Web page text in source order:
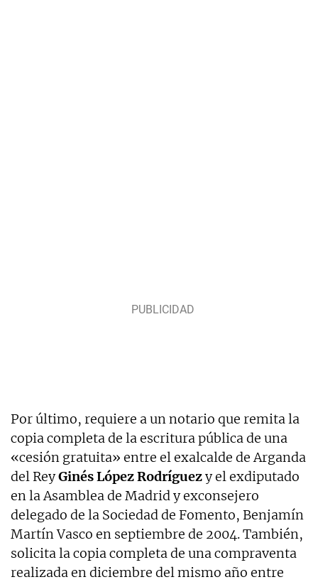
Por último, requiere a un notario que remita la
copia completa de la escritura pública de una
«cesión gratuita» entre el exalcalde de Arganda
del ReyGinés López Rodríguezy el exdiputado
en la Asamblea de Madrid y exconsejero
delegado de la Sociedad de Fomento, Benjamín
Martín Vasco en septiembre de 2004. También,
solicita la copia completa de una compraventa
realizada en diciembre del mismo año entre